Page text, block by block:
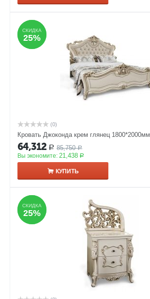
СКИДКА
25%
СКИДКА
25%
(0)
Кровать Джоконда крем глянец 1800*2000мм
64,312 Р 85,750 Р
Вы экономите: 21,438 Р
КУПИТЬ
СКИДКА
25%
СКИДКА
25%